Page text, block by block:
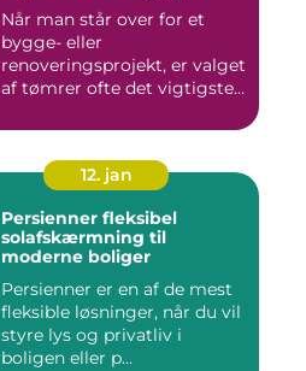
Når man står over for et
bygge- eller
renoveringsprojekt, er valget
af tømrer ofte det vigtigste
12. jan
Persienner fleksibel
solafskærmning til
moderne boliger
Persienner er en af de mest
fleksible løsninger, når du vil
styre lys og privatliv i
boligen eller p...